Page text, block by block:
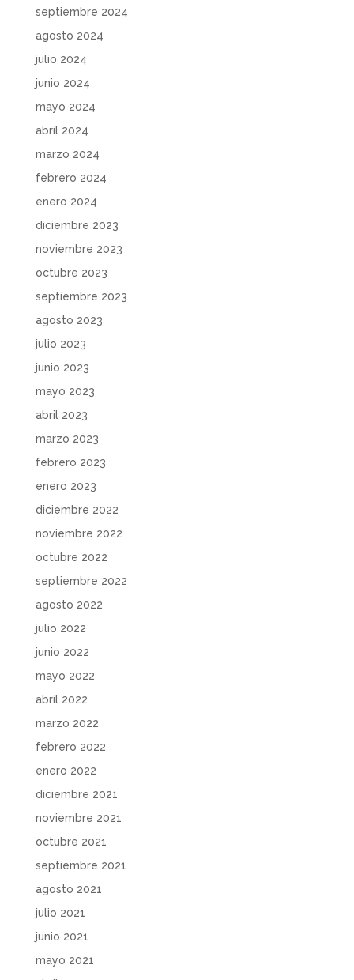
septiembre 2024
agosto 2024
julio 2024
junio 2024
mayo 2024
abril 2024
marzo 2024
febrero 2024
enero 2024
diciembre 2023
noviembre 2023
octubre 2023
septiembre 2023
agosto 2023
julio 2023
junio 2023
mayo 2023
abril 2023
marzo 2023
febrero 2023
enero 2023
diciembre 2022
noviembre 2022
octubre 2022
septiembre 2022
agosto 2022
julio 2022
junio 2022
mayo 2022
abril 2022
marzo 2022
febrero 2022
enero 2022
diciembre 2021
noviembre 2021
octubre 2021
septiembre 2021
agosto 2021
julio 2021
junio 2021
mayo 2021